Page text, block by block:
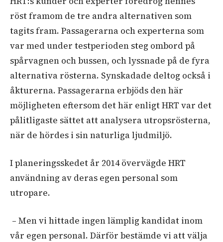
röst framom de tre andra alternativen som
tagits fram. Passagerarna och experterna som
var med under testperioden steg ombord på
spårvagnen och bussen, och lyssnade på de fyra
alternativa rösterna. Synskadade deltog också i
åkturerna. Passagerarna erbjöds den här
möjligheten eftersom det här enligt HRT var det
pålitligaste sättet att analysera utropsrösterna,
när de hördes i sin naturliga ljudmiljö.
I planeringsskedet år 2014 övervägde HRT
användning av deras egen personal som
utropare.
– Men vi hittade ingen lämplig kandidat inom
vår egen personal. Därför bestämde vi att välja